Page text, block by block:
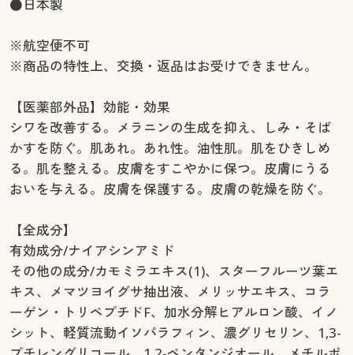
●日本製
※航空便不可
※商品の特性上、交換・返品はお受けできません。
【医薬部外品】効能・効果
シワを改善する。メラニンの生成を抑え、しみ・そば
かすを防ぐ。肌あれ。あれ性。油性肌。肌をひきしめ
る。肌を整える。皮膚をすこやかに保つ。皮膚にうる
おいを与える。皮膚を保護する。皮膚の乾燥を防ぐ。
【全成分】
有効成分/ナイアシンアミド
その他の成分/カモミラエキス(1)、スターフルーツ葉エ
キス、メマツヨイグサ抽出液、メリッサエキス、コラ
ーゲン・トリペプチドF、加水分解ヒアルロン酸、イノ
シット、軽質流動イソパラフィン、濃グリセリン、1,3-